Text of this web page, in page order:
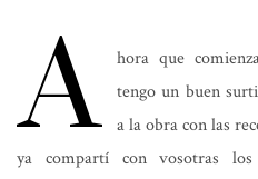
A
hora que
tengo un buen
a la obra con las
ya compartí con vosotras los